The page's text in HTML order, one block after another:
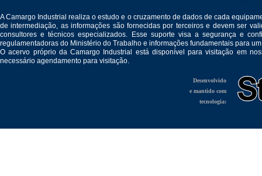
A Camargo Industrial realiza o estudo e o cruzamento de dados de cada
de intermediação, as informações são fornecidas por terceiros e devem ser
consultores e técnicos especializados. Esse suporte visa a segurança e
regulamentadoras do Ministério do Trabalho e informações fundamentais para
O acervo próprio da Camargo Industrial está disponível para visitação em
necessário agendamento para visitação.
Desenvolvido
e mantido com
tecnologia: